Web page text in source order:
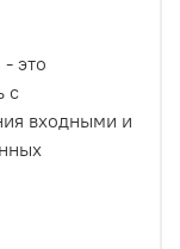
это
с
входными и